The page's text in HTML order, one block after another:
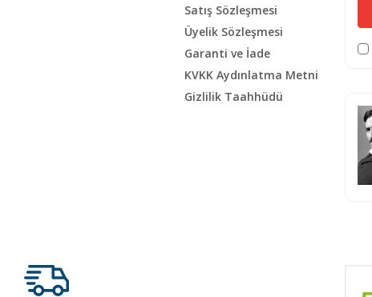
Satış Sözleşmesi
Üyelik Sözleşmesi
Garanti ve İade
KVKK Aydınlatma Metni
Gizlilik Taahhüdü